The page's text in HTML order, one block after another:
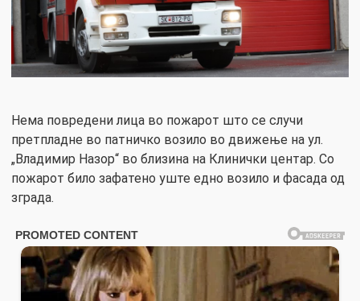
Нема повредени лица во пожарот што се случи
претпладне во патничко возило во движење на ул.
„Владимир Назор“ во близина на Клинички центар. Со
пожарот било зафатено уште едно возило и фасада од
зграда.